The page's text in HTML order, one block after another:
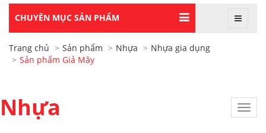
CHUYÊN MỤC SẢN PHẨM
Trang chủ Sản phẩm Nhựa
Nhựa gia dụng
Sản phẩm Giả Mây
Nhựa